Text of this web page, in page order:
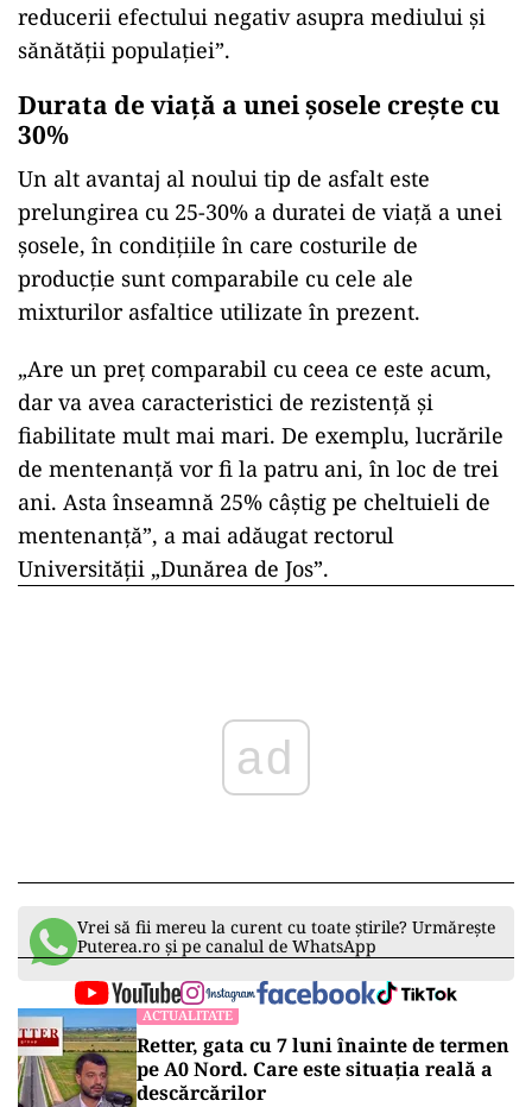
reducerii efectului negativ asupra mediului și
sănătății populației”.
Durata de viață a unei șosele crește cu
30%
Un alt avantaj al noului tip de asfalt este
prelungirea cu 25-30% a duratei de viață a unei
șosele, în condițiile în care costurile de
producție sunt comparabile cu cele ale
mixturilor asfaltice utilizate în prezent.
„Are un preț comparabil cu ceea ce este acum,
dar va avea caracteristici de rezistență și
fiabilitate mult mai mari. De exemplu, lucrările
de mentenanță vor fi la patru ani, în loc de trei
ani. Asta înseamnă 25% câștig pe cheltuieli de
mentenanță”, a mai adăugat rectorul
Universității „Dunărea de Jos”.
ad
Vrei să fii mereu la curent cu toate știrile? Urmărește
Puterea.ro și pe canalul de WhatsApp
ACTUALITATE
Retter, gata cu 7 luni înainte de termen
pe A0 Nord. Care este situația reală a
descărcărilor